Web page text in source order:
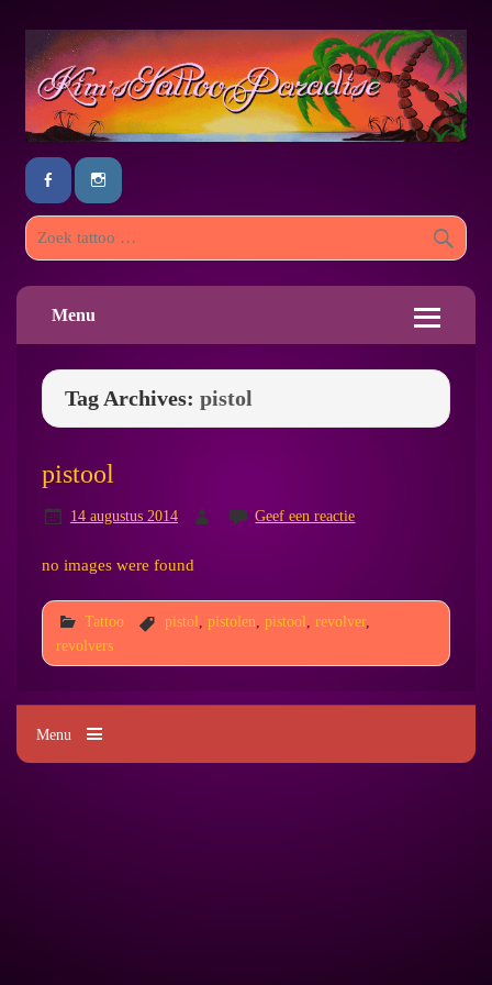
Menu
Tag Archives: pistol
pistool
14 augustus 2014 Geef een reactie
no images were found
Tattoo pistol pistolen pistool revolver,
revolvers
Menu